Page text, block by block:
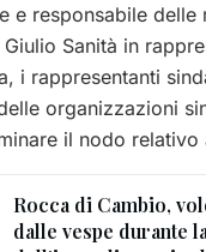
e responsabile delle
Sanità in
i rappresentanti
organizzazioni
il nodo relativo
Rocca di Cambio,
dalle vespe durante